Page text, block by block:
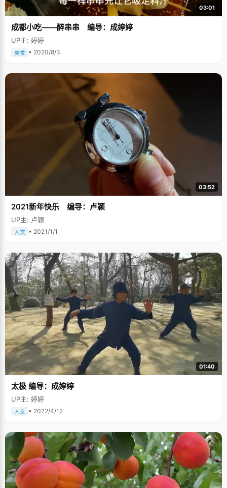
03:01
成都小吃——醉串串 编导：成婷婷
UP主: 婷婷
美食 • 2020/8/3
03:52
2021新年快乐 编导：卢颖
UP主: 卢颖
人文 • 2021/1/1
01:40
太极 编导：成婷婷
UP主: 婷婷
人文 • 2022/4/12